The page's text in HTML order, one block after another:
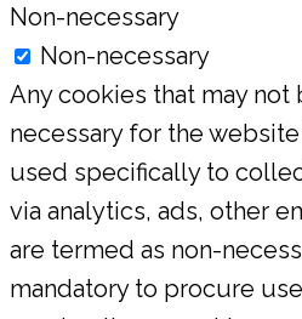
Non-necessary
Non-necessary
Any cookies that may
necessary for the
used specifically to
via analytics, ads, other
are termed as non-
mandatory to procure